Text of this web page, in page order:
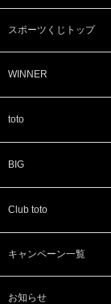
スポーツくじトップ
WINNER
toto
BIG
Club toto
キャンペーン一覧
お知らせ